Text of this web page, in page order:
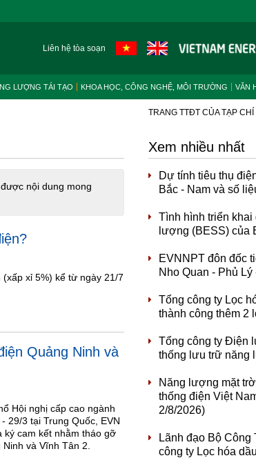
Liên hệ tòa soạn
LƯỢNG TÁI TẠO KHOA HỌC, CÔNG NGHỆ, MÔI TRƯỜNG VĂN
TRANG TTĐT CỦA TẠP
nội dung mong
xỉ 5%) kể từ ngày 21/7
Quảng Ninh và
Hội nghị cấp cao ngành
29/3 tại Trung Quốc, EVN
ký cam kết nhằm tháo gỡ
và Vĩnh Tân 2.
Xem nhiều nhất
Dự tính tiêu thụ
Bắc - Nam và số
Tình hình triển
lượng (BESS) của
EVNNPT đôn đốc
Nho Quan - Phủ
Tổng công ty Lọc
thành công thêm 2
Tổng công ty Điện
thống lưu trữ năng
Năng lượng mặt
thống điện Việt
2/8/2026)
Lãnh đạo Bộ
công ty Lọc hóa